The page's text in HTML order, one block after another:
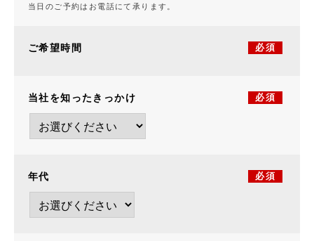
当日のご予約はお電話にて承ります。
ご希望時間 必須
当社を知ったきっかけ 必須
年代 必須